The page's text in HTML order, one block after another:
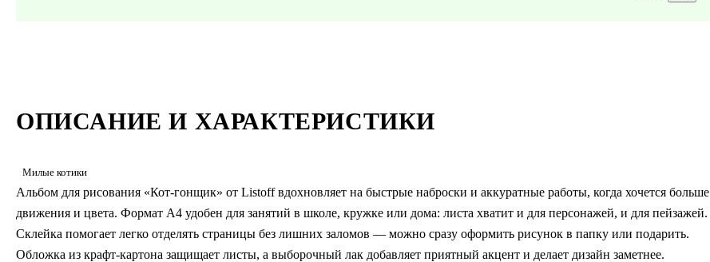
ОПИСАНИЕ И ХАРАКТЕРИСТИКИ
Милые котики
Альбом для рисования «Кот-гонщик» от Listoff вдохновляет на быстрые наброски и аккуратные работы, когда хочется больше
движения и цвета. Формат А4 удобен для занятий в школе, кружке или дома: листа хватит и для персонажей, и для пейзажей.
Склейка помогает легко отделять страницы без лишних заломов — можно сразу оформить рисунок в папку или подарить.
Обложка из крафт-картона защищает листы, а выборочный лак добавляет приятный акцент и делает дизайн заметнее.